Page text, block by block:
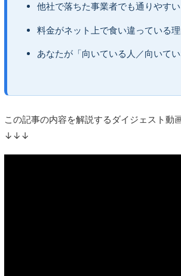
他社で落ちた事業者でも通りやす
料金がネット上で食い違っている
あなたが「向いている人／向いて
この記事の内容を解説するダイジェスト動
↓↓↓